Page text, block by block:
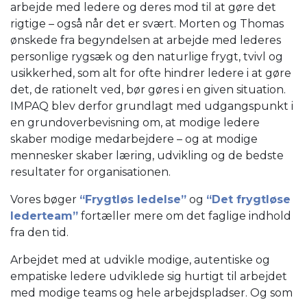
arbejde med ledere og deres mod til at gøre det
rigtige – også når det er svært. Morten og Thomas
ønskede fra begyndelsen at arbejde med lederes
personlige rygsæk og den naturlige frygt, tvivl og
usikkerhed, som alt for ofte hindrer ledere i at gøre
det, de rationelt ved, bør gøres i en given situation.
IMPAQ blev derfor grundlagt med udgangspunkt i
en grundoverbevisning om, at modige ledere
skaber modige medarbejdere – og at modige
mennesker skaber læring, udvikling og de bedste
resultater for organisationen.
Vores bøger “Frygtløs ledelse” og “Det frygtløse
lederteam” fortæller mere om det faglige indhold
fra den tid.
Arbejdet med at udvikle modige, autentiske og
empatiske ledere udviklede sig hurtigt til arbejdet
med modige teams og hele arbejdspladser. Og som